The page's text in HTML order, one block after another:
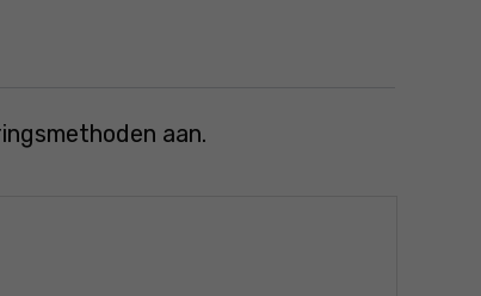
aan.